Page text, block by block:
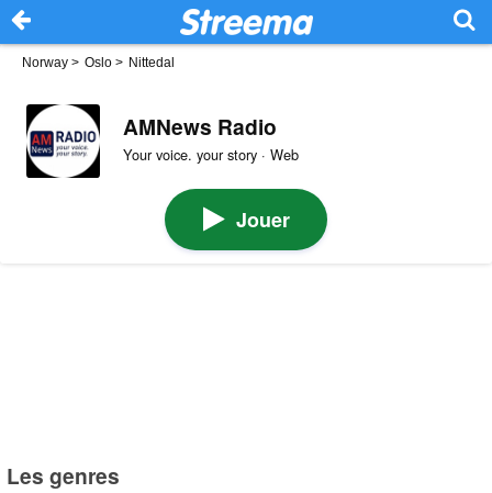
Norway > Oslo > Nittedal
AMNews Radio
Your voice. your story · Web
Jouer
Les genres